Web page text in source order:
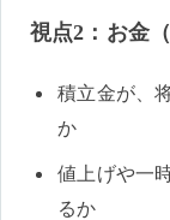
視点2：お金
積立金が、
か
値上げや一
るか